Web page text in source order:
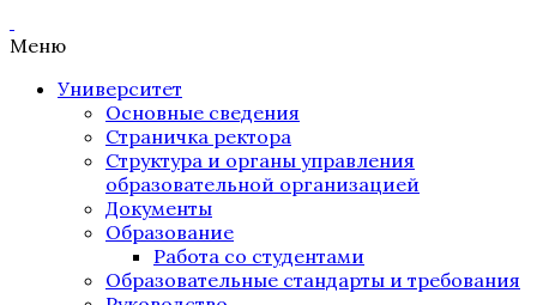
Меню
Университет
Основные сведения
Страничка ректора
Структура и органы управления
образовательной организацией
Документы
Образование
Работа со студентами
Образовательные стандарты и требования